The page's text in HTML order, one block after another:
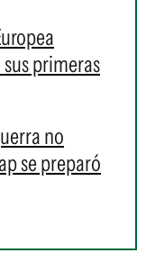
primeras
no
se preparó